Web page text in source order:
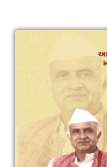
આપણી મોંઘેરી ધરોહર